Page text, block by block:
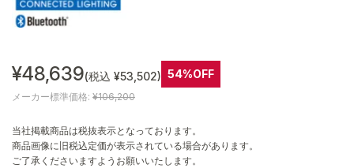
¥48,639(税込 ¥53,502) 54%OFF
メーカー標準価格: ¥106,200
当社掲載商品は税抜表示となっております。
商品画像に旧税込定価が表示されている場合があります。
ご了承くださいますようお願いいたします。